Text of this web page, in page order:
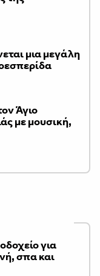
μια μεγάλη
Άγιο
με μουσική,
για
σπα και